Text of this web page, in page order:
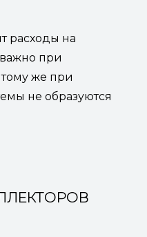
расходы на
при
же при
не образуются